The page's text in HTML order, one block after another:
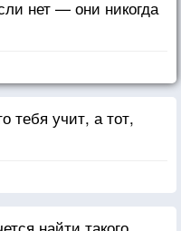
нет — они никогда
тебя учит, а тот,